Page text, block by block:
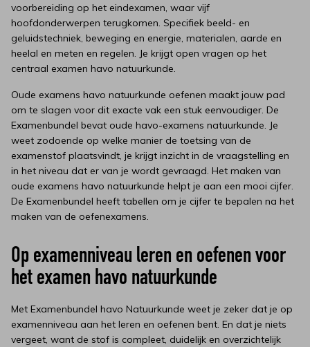
voorbereiding op het eindexamen, waar vijf
hoofdonderwerpen terugkomen. Specifiek beeld- en
geluidstechniek, beweging en energie, materialen, aarde en
heelal en meten en regelen. Je krijgt open vragen op het
centraal examen havo natuurkunde.
Oude examens havo natuurkunde oefenen maakt jouw pad
om te slagen voor dit exacte vak een stuk eenvoudiger. De
Examenbundel bevat oude havo-examens natuurkunde. Je
weet zodoende op welke manier de toetsing van de
examenstof plaatsvindt, je krijgt inzicht in de vraagstelling en
in het niveau dat er van je wordt gevraagd. Het maken van
oude examens havo natuurkunde helpt je aan een mooi cijfer.
De Examenbundel heeft tabellen om je cijfer te bepalen na het
maken van de oefenexamens.
Op examenniveau leren en oefenen voor
het examen havo natuurkunde
Met Examenbundel havo Natuurkunde weet je zeker dat je op
examenniveau aan het leren en oefenen bent. En dat je niets
vergeet, want de stof is compleet, duidelijk en overzichtelijk